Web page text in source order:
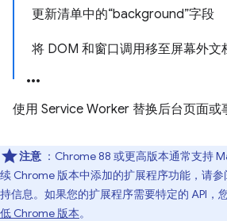
更新清单中的“background”字段
将 DOM 和窗口调用移至屏幕外文
使用 Service Worker 替换后台页面或
注意 ：Chrome 88 或更高版本通常支持
续 Chrome 版本中添加的扩展程序功能，请参
持信息。如果您的扩展程序需要特定的 API，
低 Chrome 版本。